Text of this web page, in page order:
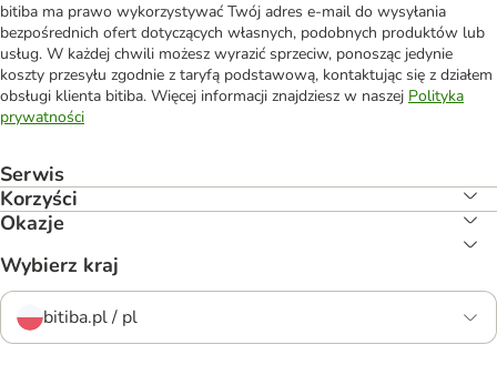
bitiba ma prawo wykorzystywać Twój adres e-mail do wysyłania
bezpośrednich ofert dotyczących własnych, podobnych produktów lub
usług. W każdej chwili możesz wyrazić sprzeciw, ponosząc jedynie
koszty przesyłu zgodnie z taryfą podstawową, kontaktując się z działem
obsługi klienta bitiba. Więcej informacji znajdziesz w naszej Polityka
prywatności
Serwis
Korzyści
Okazje
Wybierz kraj
bitiba.pl / pl